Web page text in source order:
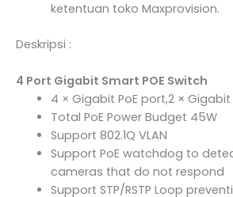
ketentuan toko Maxprovision.
Deskripsi :
4 Port Gigabit Smart POE Switch
4 × Gigabit PoE port,2 ×
Total PoE Power Budget 45W
Support 802.1Q VLAN
Support PoE watchdog to
cameras that do not respond
Support STP/RSTP Loop